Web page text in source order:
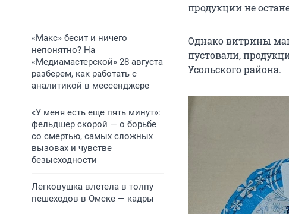
«Макс» бесит и ничего
непонятно? На
«Медиамастерской» 28 августа
разберем, как работать с
аналитикой в мессенджере
«У меня есть еще пять минут»:
фельдшер скорой — о борьбе
со смертью, самых сложных
вызовах и чувстве
безысходности
Легковушка влетела в толпу
пешеходов в Омске — кадры
продукции не
Однако витрины
пустовали,
Усольского района.